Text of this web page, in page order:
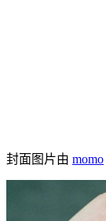
封面图片由 momo